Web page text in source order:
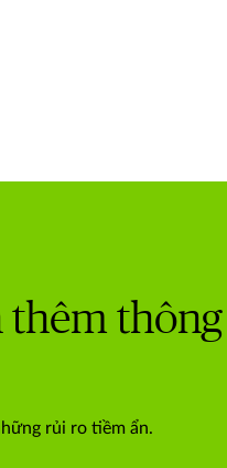
thêm thông
rủi ro tiềm ẩn.